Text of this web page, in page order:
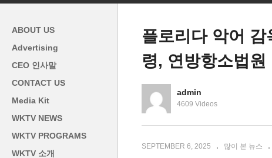
원판결 앞두
국 고용시장에 본격 직격탄
미
ABOUT US
Advertising
CEO 인사말
CONTACT US
Media Kit
WKTV NEWS
WKTV PROGRAMS
WKTV 소개
플로리다 악어 감
령, 연방항소법원
admin
4609 Videos
SEPTEMBER 6, 2025 많이 본 뉴스